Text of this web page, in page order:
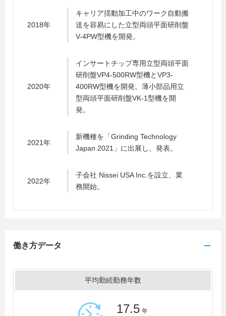
2018年
キャリア揺動加工中のワーク自動搬
送を容易にした立型両頭平面研削盤
V-4PW型機を開発。
2020年
インサートチップ専用立型両頭平面
研削盤VP4-500RW型機とVP3-
400RW型機を開発。薄小部品用立
型両頭平面研削盤VK-1型機を開
発。
2021年
新機種を「Grinding Technology
Japan 2021」に出展し、発表。
2022年
子会社 Nissei USA Inc.を設立、業
務開始。
働き方データ
平均勤続勤務年数
17.5 年